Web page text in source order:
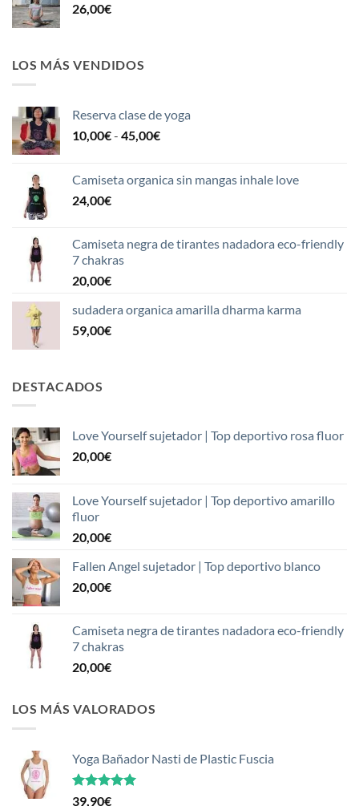
26,00€
LOS MÁS VENDIDOS
Reserva clase de yoga
10,00€- 45,00€Rango
desde
Camiseta organica sin mangas inhale love
24,00€
Camiseta negra de tirantes nadadora eco-friendly
7 chakras
20,00€
sudadera organica amarilla dharma karma
59,00€
DESTACADOS
Love Yourself sujetador | Top deportivo rosa fluor
20,00€
Love Yourself sujetador | Top deportivo amarillo
fluor
20,00€
Fallen Angel sujetador | Top deportivo blanco
20,00€
Camiseta negra de tirantes nadadora eco-friendly
7 chakras
20,00€
LOS MÁS VALORADOS
Yoga Bañador Nasti de Plastic Fuscia
Valorado
39,90€